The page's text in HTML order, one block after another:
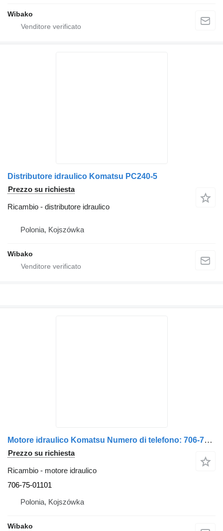
Wibako
Distributore idraulico Komatsu PC240-5
Prezzo su richiesta
Ricambio - distributore idraulico
Polonia, Kojszówka
Wibako
Motore idraulico Komatsu Numero di telefono: 706-75-01101
Prezzo su richiesta
Ricambio - motore idraulico
706-75-01101
Polonia, Kojszówka
Wibako